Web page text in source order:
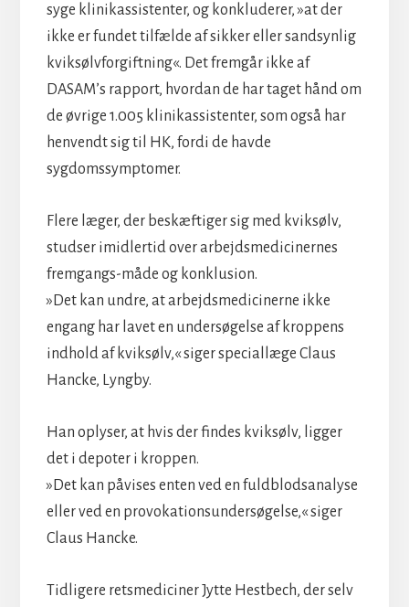
syge klinikassistenter, og konkluderer, »at der
ikke er fundet tilfælde af sikker eller sandsynlig
kviksølvforgiftning«. Det fremgår ikke af
DASAM’s rapport, hvordan de har taget hånd om
de øvrige 1.005 klinikassistenter, som også har
henvendt sig til HK, fordi de havde
sygdomssymptomer.
Flere læger, der beskæftiger sig med kviksølv,
studser imidlertid over arbejdsmedicinernes
fremgangs-måde og konklusion.
»Det kan undre, at arbejdsmedicinerne ikke
engang har lavet en undersøgelse af kroppens
indhold af kviksølv,« siger speciallæge Claus
Hancke, Lyngby.
Han oplyser, at hvis der findes kviksølv, ligger
det i depoter i kroppen.
»Det kan påvises enten ved en fuldblodsanalyse
eller ved en provokationsundersøgelse,« siger
Claus Hancke.
Tidligere retsmediciner Jytte Hestbech, der selv